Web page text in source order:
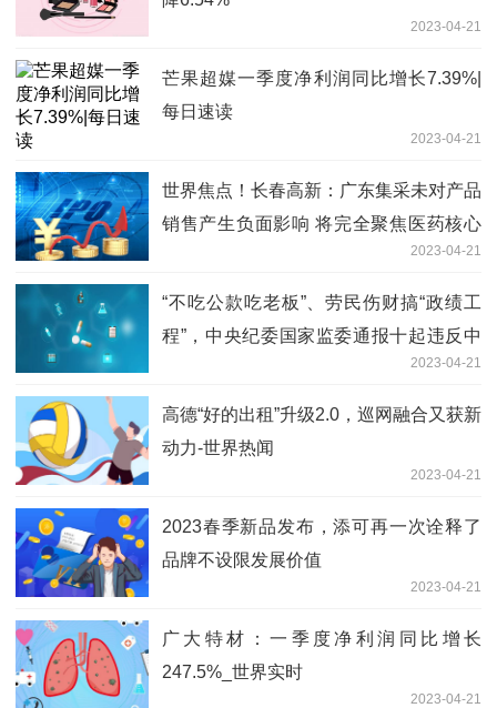
2023-04-21
芒果超媒一季度净利润同比增长7.39%|
每日速读
2023-04-21
世界焦点！长春高新：广东集采未对产品
销售产生负面影响 将完全聚焦医药核心
2023-04-21
“不吃公款吃老板”、劳民伤财搞“政绩工
程”，中央纪委国家监委通报十起违反中
2023-04-21
高德“好的出租”升级2.0，巡网融合又获新
动力-世界热闻
2023-04-21
2023春季新品发布，添可再一次诠释了
品牌不设限发展价值
2023-04-21
广大特材：一季度净利润同比增长
247.5%_世界实时
2023-04-21